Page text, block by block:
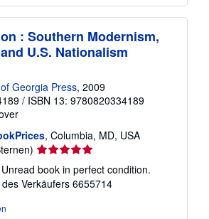
: Southern Modernism,
U.S. Nationalism
Georgia Press, 2009
/ ISBN 13: 9780820334189
, Columbia, MD, USA
Verkäuferbewertung
5
von
5
book in perfect condition.
Verkäufers 6655714